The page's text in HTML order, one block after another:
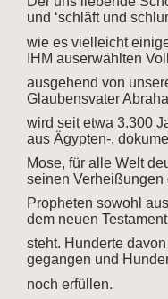
und ‘schläft und
wie es vielleicht
IHM auserwählten
ausgehend von
Glaubensvater
wird seit etwa 3.300
aus Ägypten-,
Mose, für alle Welt
seinen Verheißungen
Propheten sowohl
dem neuen
steht. Hunderte
gegangen und
noch erfüllen.